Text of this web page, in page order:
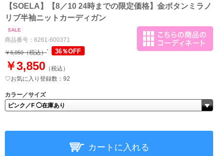
【SOELA】【8／10 24時までの限定価格】金ボタンミラノ
リブ半袖ニットカーディガン
SALE
商品番号： 6261-600371
￥6,050（税込） 36％OFF
￥3,850 （税込）
♡お気に入り登録数：92
カラー／サイズ
カートに入れる